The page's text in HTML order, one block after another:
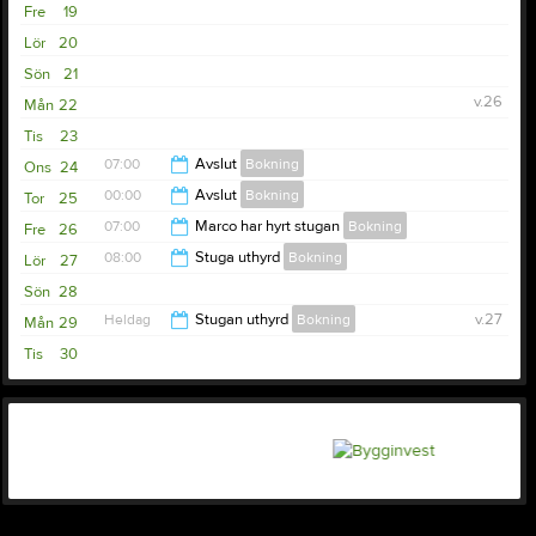
19
Fre
20
Lör
21
Sön
22
Mån
v.26
23
Tis
24
Ons 07:00 Avslut Bokning
00:00
25
Tor 00:00 Avslut Bokning
23:00
26
Fre 07:00 Marco har hyrt stugan Bokning
27
Lör 08:00 Stuga uthyrd Bokning
22:00
28
Sön
29
Mån v.27
Heldag Stugan uthyrd Bokning
30
Tis